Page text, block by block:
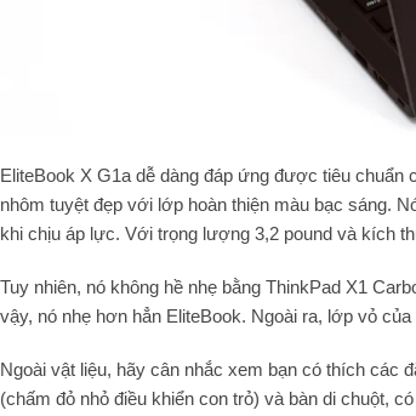
EliteBook X G1a dễ dàng đáp ứng được tiêu
nhôm tuyệt đẹp với lớp hoàn thiện màu bạc sáng.
khi chịu áp lực. Với trọng lượng 3,2 pound và kích
Tuy nhiên, nó không hề nhẹ bằng ThinkPad X1
vậy, nó nhẹ hơn hẳn EliteBook. Ngoài ra, lớp vỏ
Ngoài vật liệu, hãy cân nhắc xem bạn có thích các
(chấm đỏ nhỏ điều khiển con trỏ) và bàn di chuột,